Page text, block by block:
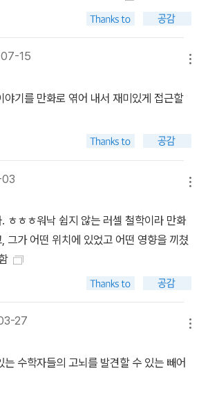
수 있게 된 것이다. 《로지코믹스》
적 개념들과 씨름하는 극단적 천재들을 다
로 안내하는 고급 강의이면서, 또 한편으로
었거나 러셀과 함께 열정적으로 토론했던
운 묘사들로 가득 찬 흥미진진한 모험담이
화이트헤드, 힐베르트, 비트겐슈타인, 폰
지성계 기린아들에 대한 생생한 묘사가 압
을 보여준다. 그럼으로써 일반 독자들에게
대한 접근하기 쉬운 입문서 역할을 톡톡
15
야기를 만화로 엮어 내서 재미있게 접근할
ㅎㅎㅎ워낙 쉽지 않는 러셀 철학이라 만화
그가 어떤 위치에 있었고 어떤 영향을 끼쳤
27
는 수학자들의 고뇌를 발견할 수 있는 빼어